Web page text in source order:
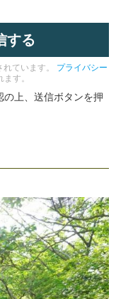
ています。
プライバシー
す。
上、送信ボタンを押